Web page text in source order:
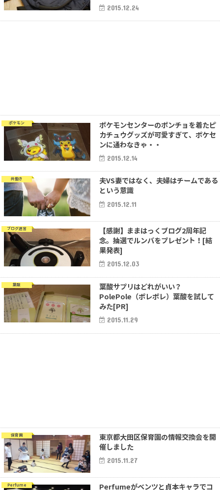
2015.12.24
ポケモン
ポケモンセンターのポンチョを着たピ
カチュウグッズが可愛すぎて、ポケセ
ンに通わなきゃ・・
2015.12.14
共働き
夫VS妻ではなく、夫婦はチームである
という意識
2015.12.11
ブログ運営
【感謝】ままはっくブログ2周年記
念。抽選でルンバをプレゼント！[結
果発表]
2015.12.03
葉酸
葉酸サプリはどれがいい？
PolePole（ポレポレ）葉酸を試して
みた[PR]
2015.11.29
保育園
東京都大田区保育園の情報交換会を開
催しました
2015.11.27
Perfume Perfumeがベンツと貞本キャラでコ